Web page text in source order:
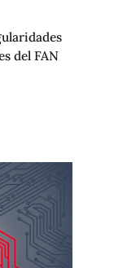
del FAN